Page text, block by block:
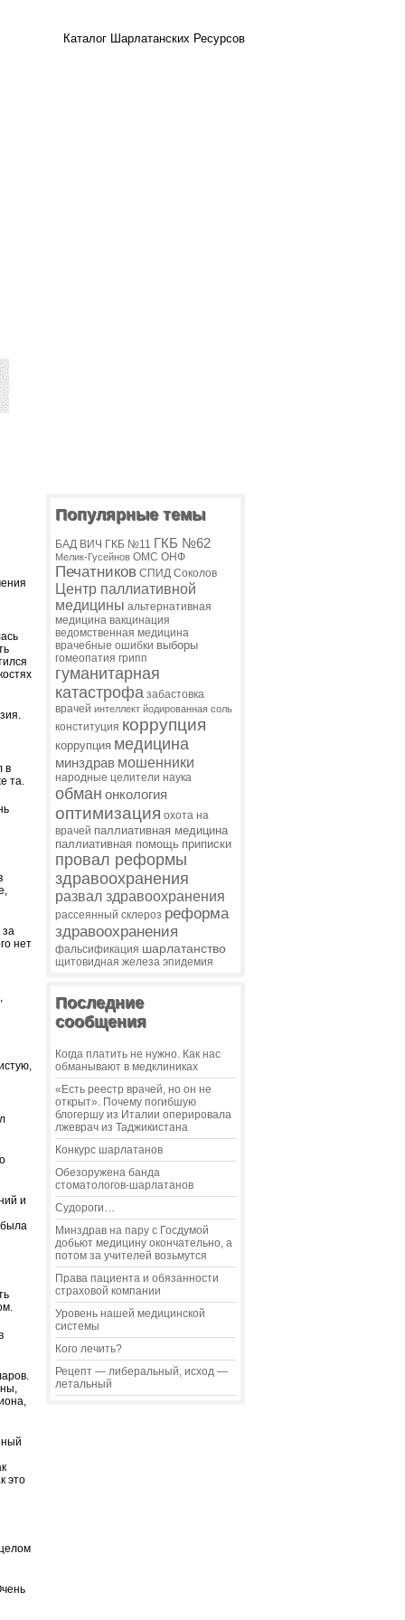
Каталог Шарлатанских Ресурсов
в
та.
за
нет
и
была
это
Популярные темы
БАД ВИЧ ГКБ №11 ГКБ №62
Мелик-Гусейнов ОМС ОНФ
Печатников СПИД Соколов
Центр паллиативной
медицины альтернативная
медицина вакцинация
ведомственная медицина
врачебные ошибки выборы
гомеопатия грипп
гуманитарная
катастрофа забастовка
врачей интеллект йодированная соль
конституция коррупция
коррупция медицина
минздрав мошенники
народные целители наука
обман онкология
оптимизация охота на
врачей паллиативная медицина
паллиативная помощь приписки
провал реформы
здравоохранения
развал здравоохранения
рассеянный склероз реформа
здравоохранения
фальсификация шарлатанство
щитовидная железа эпидемия
Последние
сообщения
Когда платить не нужно. Как нас
обманывают в медклиниках
«Есть реестр врачей, но он не
открыт». Почему погибшую
блогершу из Италии оперировала
лжеврач из Таджикистана
Конкурс шарлатанов
Обезоружена банда
стоматологов-шарлатанов
Судороги…
Минздрав на пару с Госдумой
добьют медицину окончательно, а
потом за учителей возьмутся
Права пациента и обязанности
страховой компании
Уровень нашей медицинской
системы
Кого лечить?
Рецепт — либеральный, исход —
летальный